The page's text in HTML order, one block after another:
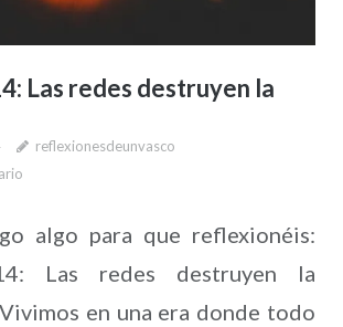
Las redes destruyen la
reflexionesdeunvasco
algo para que reflexionéis:
Las redes destruyen la
en una era donde todo